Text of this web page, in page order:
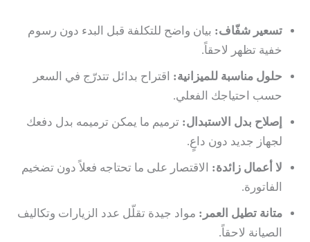
تسعير شفّاف: بيان واضح للتكلفة قبل البدء دون رسوم
خفية تظهر لاحقاً.
حلول مناسبة للميزانية: اقتراح بدائل تتدرّج في السعر
حسب احتياجك الفعلي.
إصلاح بدل الاستبدال: ترميم ما يمكن ترميمه بدل دفعك
لجهاز جديد دون داعٍ.
لا أعمال زائدة: الاقتصار على ما تحتاجه فعلاً دون تضخيم
الفاتورة.
متانة تطيل العمر: مواد جيدة تقلّل عدد الزيارات وتكاليف
الصيانة لاحقاً.